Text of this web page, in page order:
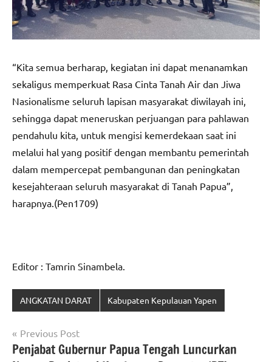
“Kita semua berharap, kegiatan ini dapat menanamkan
sekaligus memperkuat Rasa Cinta Tanah Air dan Jiwa
Nasionalisme seluruh lapisan masyarakat diwilayah ini,
sehingga dapat meneruskan perjuangan para pahlawan
pendahulu kita, untuk mengisi kemerdekaan saat ini
melalui hal yang positif dengan membantu pemerintah
dalam mempercepat pembangunan dan peningkatan
kesejahteraan seluruh masyarakat di Tanah Papua”,
harapnya.(Pen1709)
Editor : Tamrin Sinambela.
ANGKATAN DARAT Kabupaten Kepulauan Yapen
Navigasi
pos
Previous Post
Penjabat Gubernur Papua Tengah Luncurkan